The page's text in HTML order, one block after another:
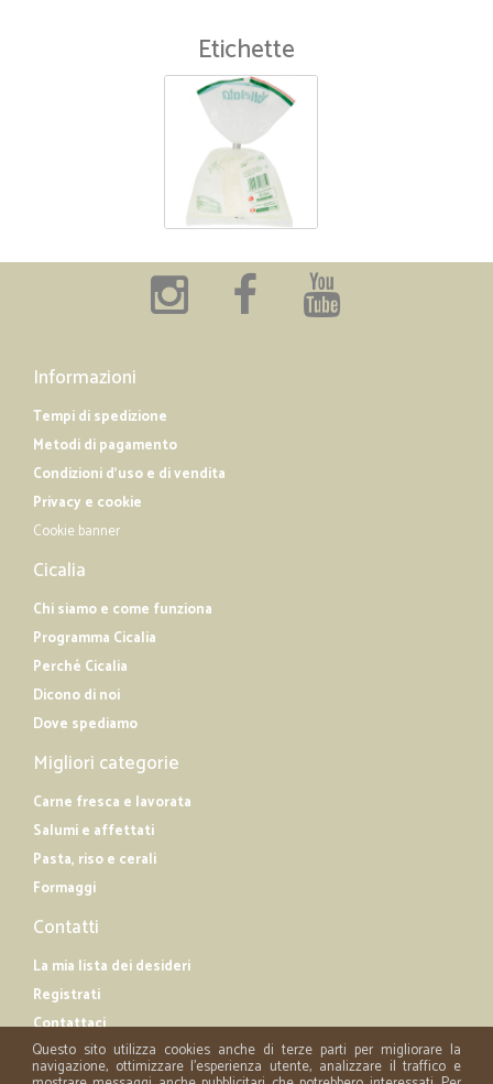
Etichette
Informazioni
Tempi di spedizione
Metodi di pagamento
Condizioni d'uso e di vendita
Privacy e cookie
Cookie banner
Cicalia
Chi siamo e come funziona
Programma Cicalia
Perché Cicalia
Dicono di noi
Dove spediamo
Migliori categorie
Carne fresca e lavorata
Salumi e affettati
Pasta, riso e cerali
Formaggi
Contatti
La mia lista dei desideri
Registrati
Contattaci
Questo sito utilizza cookies anche di terze parti per migliorare la
navigazione, ottimizzare l'esperienza utente, analizzare il traffico e